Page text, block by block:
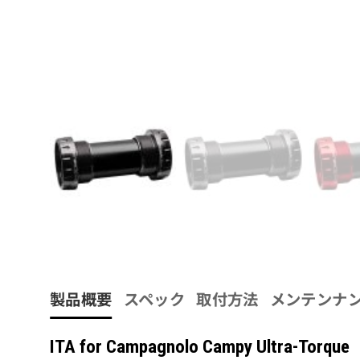
製品概要 スペック 取付方法 メンテンナ
ITA for Campagnolo Campy Ultra-Torque